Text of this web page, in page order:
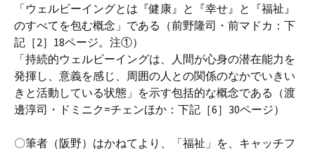
「ウェルビーイングとは『健康』と『幸せ』と『福祉』
のすべてを包む概念」である（前野隆司・前マドカ：下
記［2］18ページ。注①）
「持続的ウェルビーイングは、人間が心身の潜在能力を
発揮し、意義を感じ、周囲の人との関係のなかでいきい
きと活動している状態」を示す包括的な概念である（渡
邊淳司・ドミニク=チェンほか：下記［6］30ページ）
〇筆者（阪野）はかねてより、「福祉」を、キャッチフ